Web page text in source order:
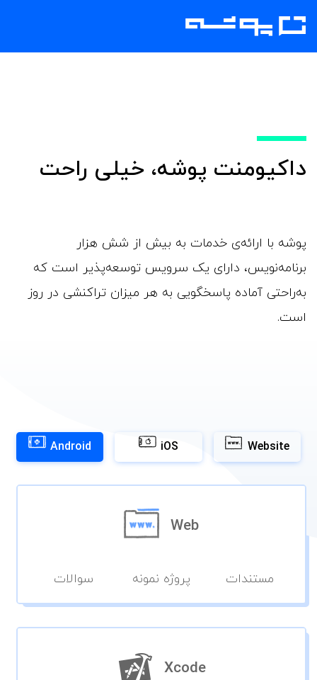
داکیومنت پوشه، خیلی راحت
پوشه با ارائه‌ی خدمات به بیش از شش هزار
برنامه‌نویس، دارای یک سرویس توسعه‌پذیر است که
به‌راحتی آماده پاسخگویی به هر میزان تراکنشی در روز
است.
Website
iOS
Android
Web
مستندات پروژه نمونه سوالات
Xcode